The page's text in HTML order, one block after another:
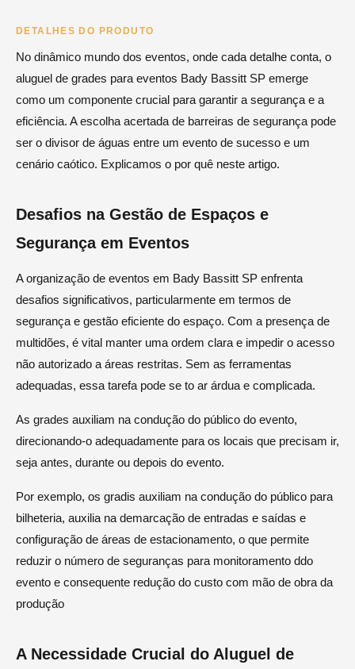
DETALHES DO PRODUTO
No dinâmico mundo dos eventos, onde cada detalhe conta, o
aluguel de grades para eventos Bady Bassitt SP emerge
como um componente crucial para garantir a segurança e a
eficiência. A escolha acertada de barreiras de segurança pode
ser o divisor de águas entre um evento de sucesso e um
cenário caótico. Explicamos o por quê neste artigo.
Desafios na Gestão de Espaços e
Segurança em Eventos
A organização de eventos em Bady Bassitt SP enfrenta
desafios significativos, particularmente em termos de
segurança e gestão eficiente do espaço. Com a presença de
multidões, é vital manter uma ordem clara e impedir o acesso
não autorizado a áreas restritas. Sem as ferramentas
adequadas, essa tarefa pode se to ar árdua e complicada.
As grades auxiliam na condução do público do evento,
direcionando-o adequadamente para os locais que precisam ir,
seja antes, durante ou depois do evento.
Por exemplo, os gradis auxiliam na condução do público para
bilheteria, auxilia na demarcação de entradas e saídas e
configuração de áreas de estacionamento, o que permite
reduzir o número de seguranças para monitoramento ddo
evento e consequente redução do custo com mão de obra da
produção
A Necessidade Crucial do Aluguel de